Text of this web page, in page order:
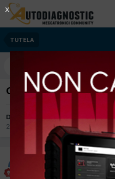
TUTELA
Garanzia su auto usata
Da maax
25 Ottobre 2017inTUTELA
maax
Inviato 25 Ottobre 2017
X